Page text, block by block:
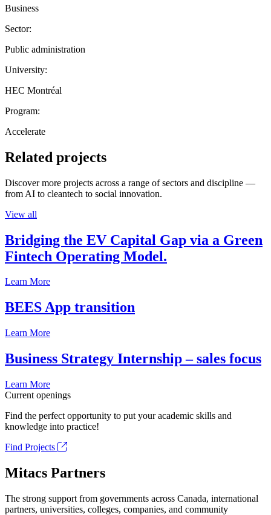
Business
Sector:
Public administration
University:
HEC Montréal
Program:
Accelerate
Related projects
Discover more projects across a range of sectors and discipline —
from AI to cleantech to social innovation.
View all
Bridging the EV Capital Gap via a Green
Fintech Operating Model.
Learn More
BEES App transition
Learn More
Business Strategy Internship – sales focus
Learn More
Current openings
Find the perfect opportunity to put your academic skills and
knowledge into practice!
Find Projects
Mitacs Partners
The strong support from governments across Canada, international
partners, universities, colleges, companies, and community